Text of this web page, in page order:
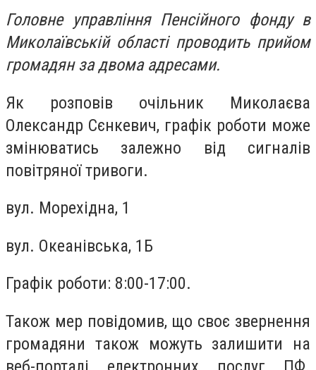
Головне управління Пенсійного фонду в
Миколаївській області проводить прийом
громадян за двома адресами.
Як розповів очільник Миколаєва
Олександр Сєнкевич, графік роботи може
змінюватись залежно від сигналів
повітряної тривоги.
вул. Морехідна, 1
вул. Океанівська, 1Б
Графік роботи: 8:00-17:00.
Також мер повідомив, що своє звернення
громадяни також можуть залишити на